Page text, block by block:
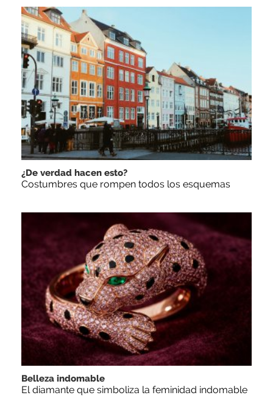
¿De verdad hacen esto?
Costumbres que rompen todos los esquemas
Belleza indomable
El diamante que simboliza la feminidad indomable